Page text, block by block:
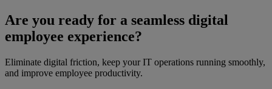
Are you ready for a seamless digital
employee experience?
Eliminate digital friction, keep your IT operations running smoothly,
and improve employee productivity.